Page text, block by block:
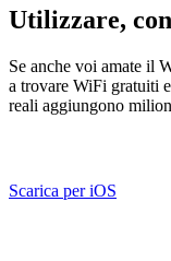
Utilizzare,
Se anche voi amate il
a trovare WiFi gratuiti
reali aggiungono
Scarica per iOS